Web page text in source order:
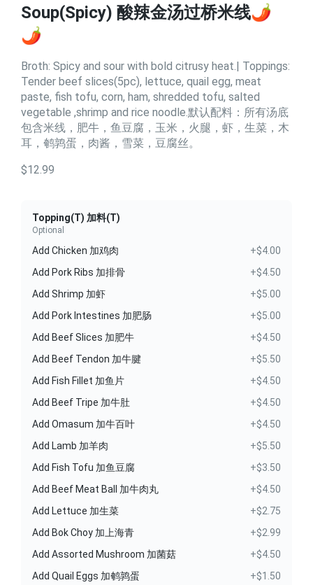
Soup(Spicy) 酸辣金汤过桥米线🌶️
🌶️
Broth: Spicy and sour with bold citrusy heat.| Toppings:
Tender beef slices(5pc), lettuce, quail egg, meat
paste, fish tofu, corn, ham, shredded tofu, salted
vegetable ,shrimp and rice noodle.默认配料：所有汤底
包含米线，肥牛，鱼豆腐，玉米，火腿，虾，生菜，木
耳，鹌鹑蛋，肉酱，雪菜，豆腐丝。
$12.99
Topping(T) 加料(T)
Optional
Add Chicken 加鸡肉
+$4.00
Add Pork Ribs 加排骨
+$4.50
Add Shrimp 加虾
+$5.00
Add Pork Intestines 加肥肠
+$5.00
Add Beef Slices 加肥牛
+$4.50
Add Beef Tendon 加牛腱
+$5.50
Add Fish Fillet 加鱼片
+$4.50
Add Beef Tripe 加牛肚
+$4.50
Add Omasum 加牛百叶
+$4.50
Add Lamb 加羊肉
+$5.50
Add Fish Tofu 加鱼豆腐
+$3.50
Add Beef Meat Ball 加牛肉丸
+$4.50
Add Lettuce 加生菜
+$2.75
Add Bok Choy 加上海青
+$2.99
Add Assorted Mushroom 加菌菇
+$4.50
Add Quail Eggs 加鹌鹑蛋
+$1.50